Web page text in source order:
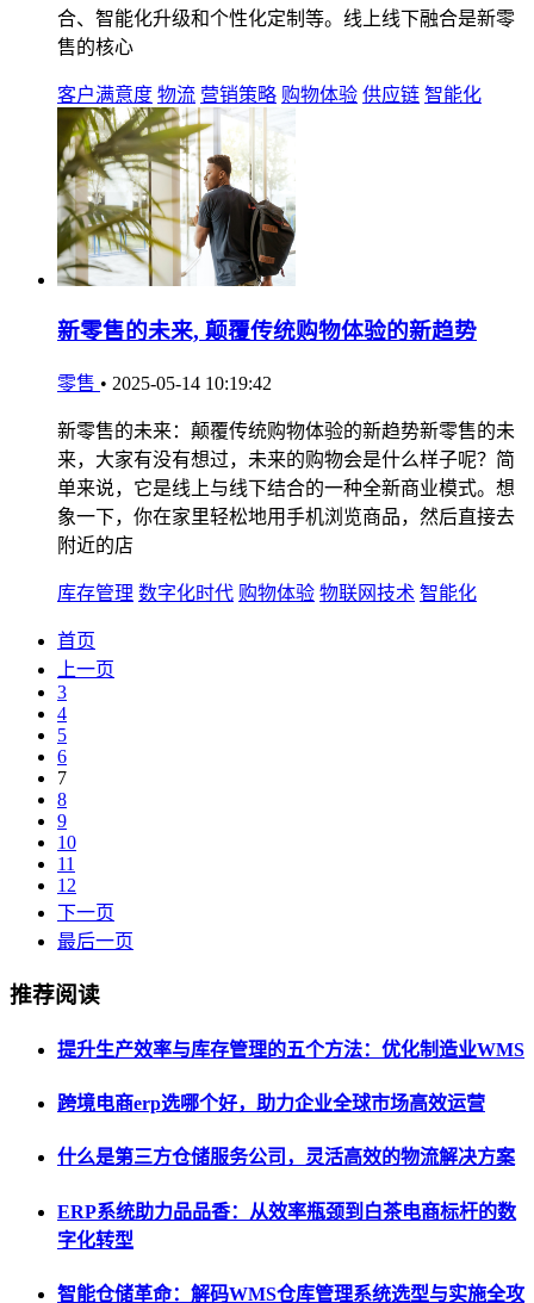
合、智能化升级和个性化定制等。线上线下融合是新零
售的核心
客户满意度 物流 营销策略 购物体验 供应链 智能化
新零售的未来, 颠覆传统购物体验的新趋势
零售 • 2025-05-14 10:19:42
新零售的未来：颠覆传统购物体验的新趋势新零售的未
来，大家有没有想过，未来的购物会是什么样子呢？简
单来说，它是线上与线下结合的一种全新商业模式。想
象一下，你在家里轻松地用手机浏览商品，然后直接去
附近的店
库存管理 数字化时代 购物体验 物联网技术 智能化
首页
上一页
3
4
5
6
7
8
9
10
11
12
下一页
最后一页
推荐阅读
提升生产效率与库存管理的五个方法：优化制造业WMS
跨境电商erp选哪个好，助力企业全球市场高效运营
什么是第三方仓储服务公司，灵活高效的物流解决方案
ERP系统助力品品香：从效率瓶颈到白茶电商标杆的数
字化转型
智能仓储革命：解码WMS仓库管理系统选型与实施全攻